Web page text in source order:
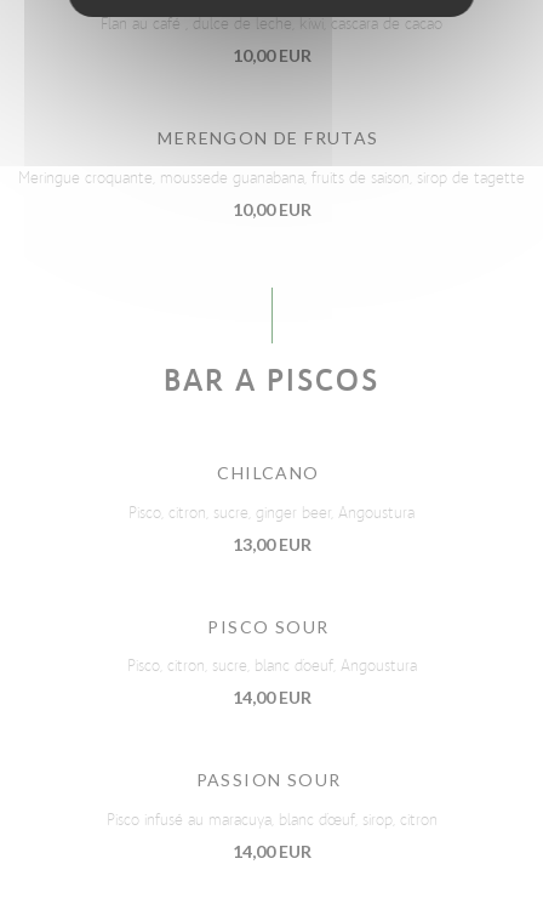
Flan au café , dulce de leche, kiwi, cascara de cacao
10,00 EUR
MERENGON DE FRUTAS
Meringue croquante, moussede guanabana, fruits de saison, sirop de tagette
10,00 EUR
BAR A PISCOS
CHILCANO
Pisco, citron, sucre, ginger beer, Angoustura
13,00 EUR
PISCO SOUR
Pisco, citron, sucre, blanc d’oeuf, Angoustura
14,00 EUR
PASSION SOUR
Pisco infusé au maracuya, blanc d’œuf, sirop, citron
14,00 EUR